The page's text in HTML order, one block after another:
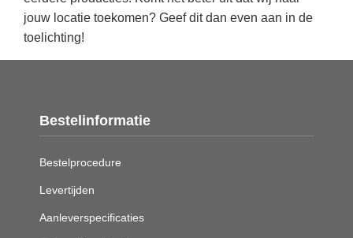
jouw locatie toekomen? Geef dit dan even aan in de
toelichting!
Bestelinformatie
Bestelprocedure
Levertijden
Aanleverspecificaties